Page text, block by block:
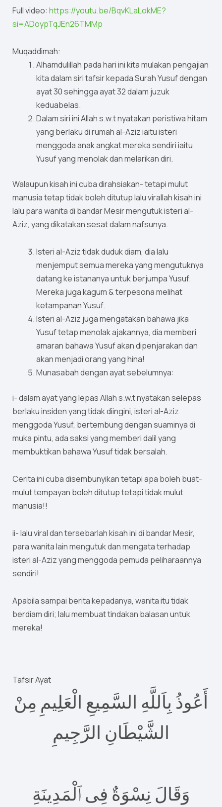
Full video: https://youtu.be/BqvKLaLokME?
si=ADoypTqJEn26TMMp
Muqaddimah:
Alhamdulillah pada hari ini kita mulakan pengajian
kita dalam siri tafsir kepada Surah Yusuf dengan
ayat 30 sehingga ayat 32 dalam juzuk
keduabelas.
Dalam siri ini Allah s.w.t nyatakan peristiwa hitam
yang berlaku di rumah al-Aziz iaitu isteri
menggoda anak angkat mereka sendiri iaitu
Yusuf yang menolak dan melarikan diri.
Walaupun kisah ini cuba dirahsiakan- tetapi mulut
manusia tetap tidak boleh ditutup lalu virallah kisah ini
lalu para wanita di bandar Mesir mengutuk isteri al-
Aziz, yang dikatakan sesat dalam nafsunya.
Isteri al-Aziz tidak duduk diam, dia lalu
menjemput semua mereka yang mengutuknya
datang ke istananya untuk berjumpa Yusuf.
Mereka juga kagum & terpesona melihat
ketampanan Yusuf.
Isteri al-Aziz juga mengatakan bahawa jika
Yusuf tetap menolak ajakannya, dia memberi
amaran bahawa Yusuf akan dipenjarakan dan
akan menjadi orang yang hina!
Munasabah dengan ayat sebelumnya:
i- dalam ayat yang lepas Allah s.w.t nyatakan selepas
berlaku insiden yang tidak diingini, isteri al-Aziz
menggoda Yusuf, bertembung dengan suaminya di
muka pintu, ada saksi yang memberi dalil yang
membuktikan bahawa Yusuf tidak bersalah.
Cerita ini cuba disembunyikan tetapi apa boleh buat-
mulut tempayan boleh ditutup tetapi tidak mulut
manusia!!
ii- lalu viral dan tersebarlah kisah ini di bandar Mesir,
para wanita lain mengutuk dan mengata terhadap
isteri al-Aziz yang menggoda pemuda peliharaannya
sendiri!
Apabila sampai berita kepadanya, wanita itu tidak
berdiam diri; lalu membuat tindakan balasan untuk
mereka!
Tafsir Ayat
أَعُوذُ بِاَللَّهِ السَّمِيعِ الْعَلِيمِ مِنْ
الشَّيْطَانِ الرَّجِيمِ
وَقَالَ نِسْوَةٌ فِى ٱلْمَدِينَةِ